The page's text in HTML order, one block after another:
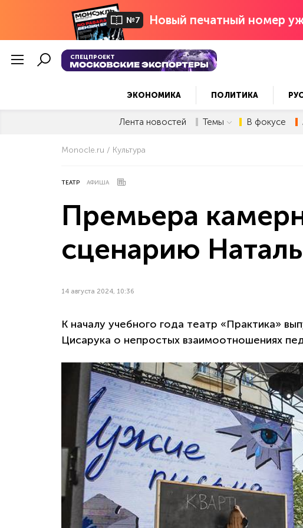
№7 Новый печатный номер
СПЕЦПРОЕКТ
ЭКОНОМИКА ПОЛИТИКА
Лента новостей Темы В фокусе
Monocle.ru Культура
ТЕАТР АФИША
Премьера
сценарию
14 августа 2024, 10:36
К началу учебного года театр «Практика»
Цисарука о непростых взаимоотношениях